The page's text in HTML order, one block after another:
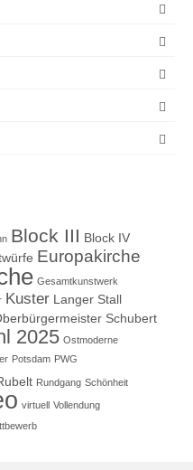
Block III Block IV
Europakirche
Gesamtkunstwerk
Kuster Langer Stall
Schubert
2025 Ostmoderne
Potsdam PWG
Rundgang Schönheit
virtuell Vollendung